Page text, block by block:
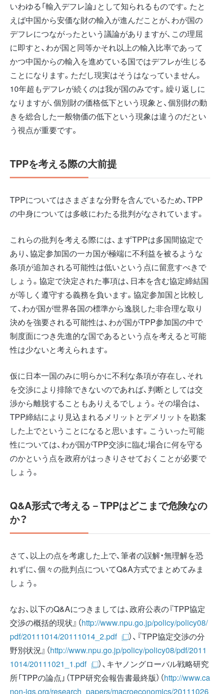
いわゆる「輸入デフレ論」として知られるものです。たと
えば中国から安価な財の輸入が進んだことが、わが国の
デフレにつながったという議論がありますが、この理屈
に即すと、わが国と同等かそれ以上の輸入比率であって
かつ中国からの輸入を進めている国ではデフレが生じる
ことになります。ただし現実はそうはなっていません。
10年超もデフレが続くのは我が国のみです。繰り返しに
なりますが、個別財の価格低下という現象と、個別財の動
きを総合した一般物価の低下という現象は違うのだとい
う視点が重要です。
TPPを考える際の大前提
TPPについてはさまざまな分野を含んでいるため、TPP
の中身については多岐にわたる批判がなされています。
これらの批判を考える際には、まずTPPは多国間協定で
あり、協定参加国の一カ国が極端に不利益を被るような
条項が追加される可能性は低いという点に留意すべきで
しょう。協定で決定された事項は、日本を含む協定締結国
が等しく遵守する義務を負います。協定参加国と比較し
て、わが国が世界各国の標準から逸脱した非合理な取り
決めを強要される可能性は、わが国がTPP参加国の中で
制度面につき先進的な国であるという点を考えると可能
性は少ないと考えられます。
仮に日本一国のみに明らかに不利な条項が存在し、それ
を交渉により排除できないのであれば、判断としては交
渉から離脱することもありえるでしょう。その場合は、
TPP締結により見込まれるメリットとデメリットを勘案
した上でということになると思います。こういった可能
性については、わが国がTPP交渉に臨む場合に何を守る
のかという点を政府がはっきりさせておくことが必要で
しょう。
Q&A形式で考える－TPPはどこまで危険なの
か？
さて、以上の点を考慮した上で、筆者の誤解・無理解を恐
れずに、個々の批判点についてQ&A方式でまとめてみま
しょう。
なお、以下のQ&Aにつきましては、政府公表の『TPP協定
交渉の概括的現状』（http://www.npu.go.jp/policy/policy08/
pdf/20111014/20111014_2.pdf
）、『TPP協定交渉の分
野別状況』（http://www.npu.go.jp/policy/policy08/pdf/2011
1014/20111021_1.pdf
）、キヤノングローバル戦略研究
所「TPPの論点」（TPP研究会報告書最終版）（http://www.ca
non-igs.org/research_papers/macroeconomics/20111026